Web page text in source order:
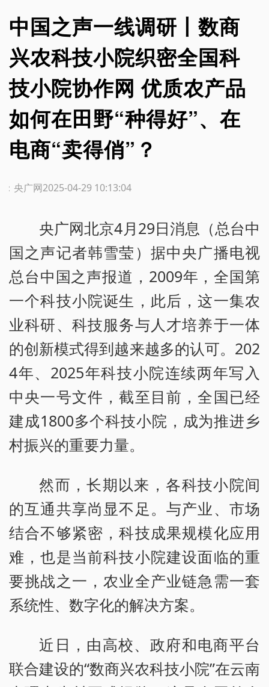
中国之声一线调研丨数商
兴农科技小院织密全国科
技小院协作网 优质农产品
如何在田野“种得好”、在
电商“卖得俏”？
2025-04-29 10:13:04
：央广网
央广网北京4月29日消息（总台中
国之声记者韩雪莹）据中央广播电视
总台中国之声报道，2009年，全国第
一个科技小院诞生，此后，这一集农
业科研、科技服务与人才培养于一体
的创新模式得到越来越多的认可。202
4年、2025年科技小院连续两年写入
中央一号文件，截至目前，全国已经
建成1800多个科技小院，成为推进乡
村振兴的重要力量。
然而，长期以来，各科技小院间
的互通共享尚显不足。与产业、市场
结合不够紧密，科技成果规模化应用
难，也是当前科技小院建设面临的重
要挑战之一，农业全产业链急需一套
系统性、数字化的解决方案。
近日，由高校、政府和电商平台
联合建设的“数商兴农科技小院”在云南